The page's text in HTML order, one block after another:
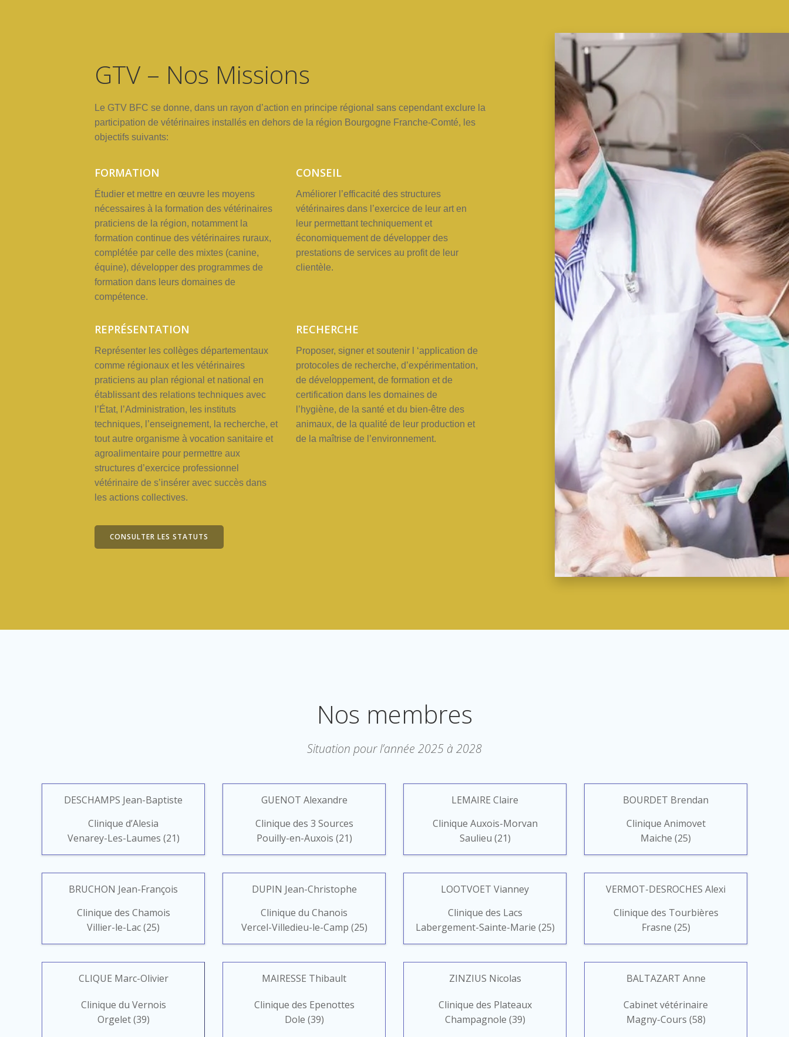
GTV – Nos Missions
Le GTV BFC se donne, dans un rayon d’action en principe régional sans cependant exclure la
participation de vétérinaires installés en dehors de la région Bourgogne Franche-Comté, les
objectifs suivants:
FORMATION
Étudier et mettre en œuvre les moyens
nécessaires à la formation des vétérinaires
praticiens de la région, notamment la
formation continue des vétérinaires ruraux,
complétée par celle des mixtes (canine,
équine), développer des programmes de
formation dans leurs domaines de
compétence.
CONSEIL
Améliorer l’efficacité des structures
vétérinaires dans l’exercice de leur art en
leur permettant techniquement et
économiquement de développer des
prestations de services au profit de leur
clientèle.
REPRÉSENTATION
Représenter les collèges départementaux
comme régionaux et les vétérinaires
praticiens au plan régional et national en
établissant des relations techniques avec
l’État, l’Administration, les instituts
techniques, l’enseignement, la recherche, et
tout autre organisme à vocation sanitaire et
agroalimentaire pour permettre aux
structures d’exercice professionnel
vétérinaire de s’insérer avec succès dans
les actions collectives.
RECHERCHE
Proposer, signer et soutenir l ‘application de
protocoles de recherche, d’expérimentation,
de développement, de formation et de
certification dans les domaines de
l’hygiène, de la santé et du bien-être des
animaux, de la qualité de leur production et
de la maîtrise de l’environnement.
CONSULTER LES STATUTS
Nos membres
Situation pour l’année 2025 à 2028
DESCHAMPS Jean-Baptiste
Clinique d’Alesia
Venarey-Les-Laumes (21)
GUENOT Alexandre
Clinique des 3 Sources
Pouilly-en-Auxois (21)
LEMAIRE Claire
Clinique Auxois-Morvan
Saulieu (21)
BOURDET Brendan
Clinique Animovet
Maiche (25)
BRUCHON Jean-François
Clinique des Chamois
Villier-le-Lac (25)
DUPIN Jean-Christophe
Clinique du Chanois
Vercel-Villedieu-le-Camp (25)
LOOTVOET Vianney
Clinique des Lacs
Labergement-Sainte-Marie (25)
VERMOT-DESROCHES Alexi
Clinique des Tourbières
Frasne (25)
CLIQUE Marc-Olivier
Clinique du Vernois
Orgelet (39)
MAIRESSE Thibault
Clinique des Epenottes
Dole (39)
ZINZIUS Nicolas
Clinique des Plateaux
Champagnole (39)
BALTAZART Anne
Cabinet vétérinaire
Magny-Cours (58)